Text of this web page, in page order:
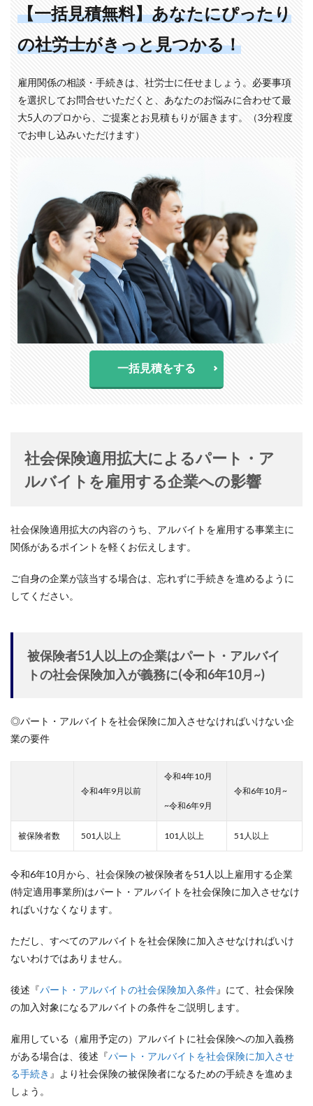
【一括見積無料】あなたにぴったり
の社労士がきっと見つかる！
雇用関係の相談・手続きは、社労士に任せましょう。必要事項
を選択してお問合せいただくと、あなたのお悩みに合わせて最
大5人のプロから、ご提案とお見積もりが届きます。（3分程度
でお申し込みいただけます）
一括見積をする
社会保険適用拡大によるパート・ア
ルバイトを雇用する企業への影響
社会保険適用拡大の内容のうち、アルバイトを雇用する事業主に
関係があるポイントを軽くお伝えします。
ご自身の企業が該当する場合は、忘れずに手続きを進めるように
してください。
被保険者51人以上の企業はパート・アルバイ
トの社会保険加入が義務に(令和6年10月~)
◎パート・アルバイトを社会保険に加入させなければいけない企
業の要件
令和4年9月以前
令和4年10月
~令和6年9月
令和6年10月~
被保険者数 501人以上 101人以上 51人以上
令和6年10月から、社会保険の被保険者を51人以上雇用する企業
(特定適用事業所)はパート・アルバイトを社会保険に加入させなけ
ればいけなくなります。
ただし、すべてのアルバイトを社会保険に加入させなければいけ
ないわけではありません。
後述『パート・アルバイトの社会保険加入条件』にて、社会保険
の加入対象になるアルバイトの条件をご説明します。
雇用している（雇用予定の）アルバイトに社会保険への加入義務
がある場合は、後述『パート・アルバイトを社会保険に加入させ
る手続き 』より社会保険の被保険者になるための手続きを進めま
しょう。